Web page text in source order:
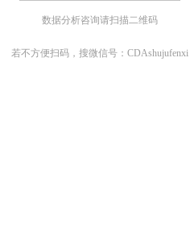
数据分析咨询请扫描二维码
若不方便扫码，搜微信号：CDAshujufenxi